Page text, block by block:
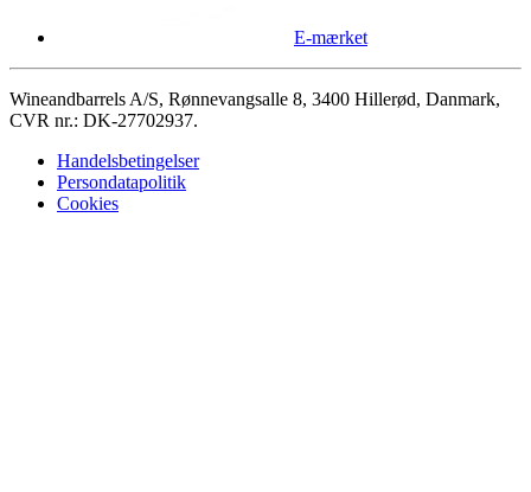
E-mærket
Wineandbarrels A/S, Rønnevangsalle 8, 3400 Hillerød, Danmark,
CVR nr.: DK-27702937.
Handelsbetingelser
Persondatapolitik
Cookies